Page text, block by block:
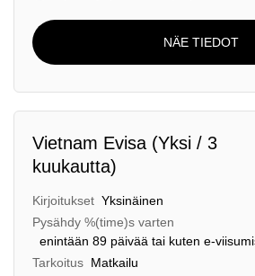
NÄE TIEDOT
Vietnam Evisa (Yksi / 3
kuukautta)
Kirjoitukset Yksinäinen
Pysähdy %(time)s varten
enintään 89 päivää tai kuten e-
Tarkoitus Matkailu